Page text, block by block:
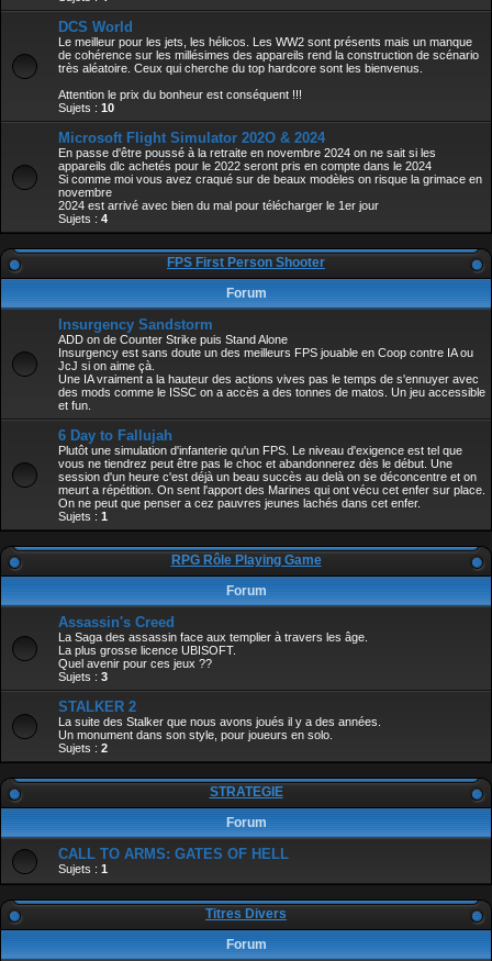
DCS World
Le meilleur pour les jets, les hélicos. Les WW2 sont présents mais un manque
de cohérence sur les millésimes des appareils rend la construction de scénario
très aléatoire. Ceux qui cherche du top hardcore sont les bienvenus.
Attention le prix du bonheur est conséquent !!!
Sujets : 10
Microsoft Flight Simulator 202O & 2024
En passe d'être poussé à la retraite en novembre 2024 on ne sait si les
appareils dlc achetés pour le 2022 seront pris en compte dans le 2024
Si comme moi vous avez craqué sur de beaux modèles on risque la grimace en
novembre
2024 est arrivé avec bien du mal pour télécharger le 1er jour
Sujets : 4
FPS First Person Shooter
Forum
Insurgency Sandstorm
ADD on de Counter Strike puis Stand Alone
Insurgency est sans doute un des meilleurs FPS jouable en Coop contre IA ou
JcJ si on aime çà.
Une IA vraiment a la hauteur des actions vives pas le temps de s'ennuyer avec
des mods comme le ISSC on a accès a des tonnes de matos. Un jeu accessible
et fun.
6 Day to Fallujah
Plutôt une simulation d'infanterie qu'un FPS. Le niveau d'exigence est tel que
vous ne tiendrez peut être pas le choc et abandonnerez dès le début. Une
session d'un heure c'est déjà un beau succès au delà on se déconcentre et on
meurt a répétition. On sent l'apport des Marines qui ont vécu cet enfer sur place.
On ne peut que penser a cez pauvres jeunes lachés dans cet enfer.
Sujets : 1
RPG Rôle Playing Game
Forum
Assassin's Creed
La Saga des assassin face aux templier à travers les âge.
La plus grosse licence UBISOFT.
Quel avenir pour ces jeux ??
Sujets : 3
STALKER 2
La suite des Stalker que nous avons joués il y a des années.
Un monument dans son style, pour joueurs en solo.
Sujets : 2
STRATEGIE
Forum
CALL TO ARMS: GATES OF HELL
Sujets : 1
Titres Divers
Forum